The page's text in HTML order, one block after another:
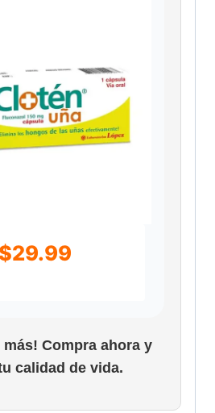
$29.99
más! Compra ahora y
calidad de vida.